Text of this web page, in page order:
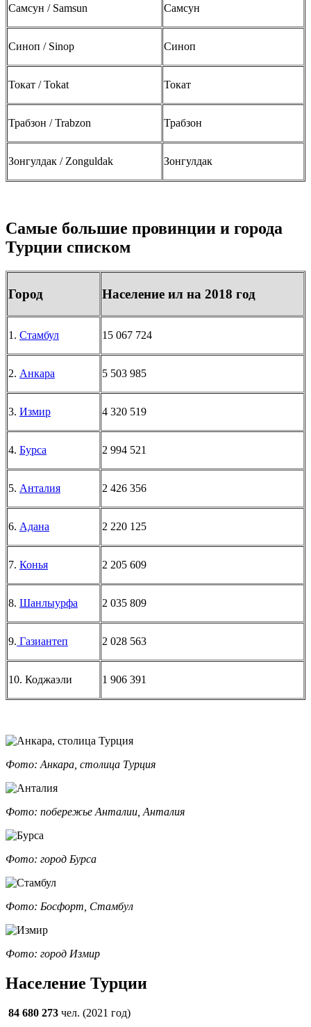
Самсун / Samsun Самсун
Синоп / Sinop Синоп
Токат / Tokat Токат
Трабзон / Trabzon Трабзон
Зонгулдак / Zonguldak Зонгулдак
Самые большие провинции и города
Турции списком
Город Население ил на 2018 год
1. Стамбул 15 067 724
2. Анкара 5 503 985
3. Измир 4 320 519
4. Бурса 2 994 521
5. Анталия 2 426 356
6. Адана 2 220 125
7. Конья 2 205 609
8. Шанлыурфа 2 035 809
9. Газиантеп 2 028 563
10. Коджаэли 1 906 391
Фото: Анкара, столица Турция
Фото: побережье Анталии, Анталия
Фото: город Бурса
Фото: Босфорт, Стамбул
Фото: город Измир
Население Турции
84 680 273 чел. (2021 год)